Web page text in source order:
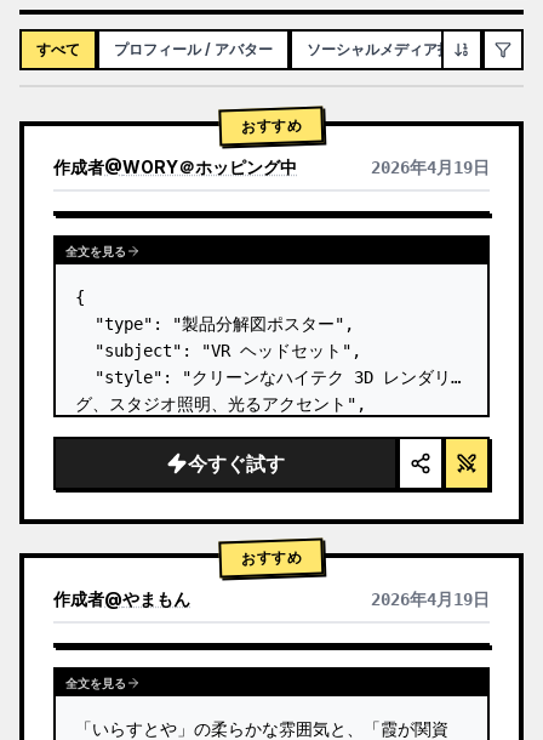
すべて プロフィール / アバター ソーシャルメディア投稿 イン
おすすめ
作成者@WORY＠ホッピング中 2026年4月19日
全文を見る
{
  "type": "製品分解図ポスター",
  "subject": "VR ヘッドセット",
  "style": "クリーンなハイテク 3D レンダリン
グ、スタジオ照明、光るアクセント",
のグラデーション ",
  "header": {
name\" default=\"…
今すぐ試す
おすすめ
作成者@やまもん 2026年4月19日
他のモデルの結果を表示
全文を見る
「いらすとや」の柔らかな雰囲気と、「霞が関資